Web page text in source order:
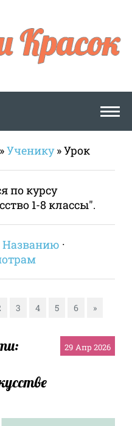
»Ученику» Урок
по курсу
1-8 классы".
Названию ·
3 4 5 6 »
29 Апр 2026